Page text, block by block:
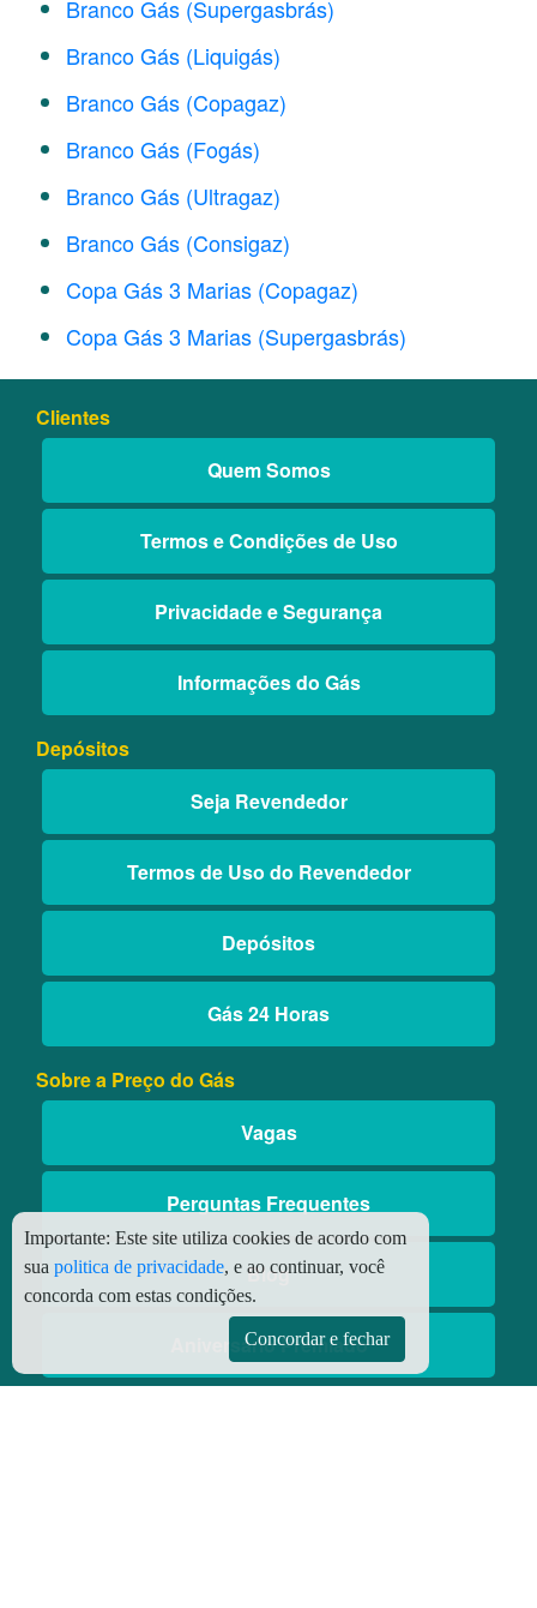
Branco Gás (Supergasbrás)
Branco Gás (Liquigás)
Branco Gás (Copagaz)
Branco Gás (Fogás)
Branco Gás (Ultragaz)
Branco Gás (Consigaz)
Copa Gás 3 Marias (Copagaz)
Copa Gás 3 Marias (Supergasbrás)
Clientes
Quem Somos
Termos e Condições de Uso
Privacidade e Segurança
Informações do Gás
Depósitos
Seja Revendedor
Termos de Uso do Revendedor
Depósitos
Gás 24 Horas
Sobre a Preço do Gás
Vagas
Perguntas Frequentes
Blog
Aniversário Premiado
Importante: Este site utiliza cookies de acordo com
sua politica de privacidade, e ao continuar, você
concorda com estas condições.
Concordar e fechar